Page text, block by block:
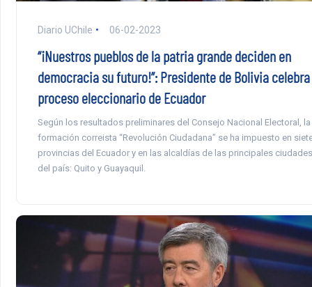
Diario UChile 06-02-2023
“¡Nuestros pueblos de la patria grande deciden en
democracia su futuro!”: Presidente de Bolivia celebra
proceso eleccionario de Ecuador
Según los resultados preliminares del Consejo Nacional Electoral, la
formación correista “Revolución Ciudadana” se ha impuesto en
provincias del Ecuador y en las alcaldías de las principales ciudades
del país: Quito y Guayaquil.